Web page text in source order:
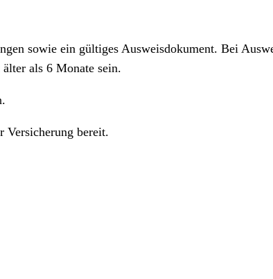
sowie ein gültiges Ausweisdokument. Bei
als 6 Monate sein.
Versicherung bereit.